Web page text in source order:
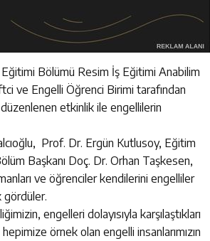
Eğitimi Bölümü Resim İş Eğitimi Anabilim
ve Engelli Öğrenci Birimi tarafından
düzenlenen etkinlik ile engellilerin
Prof. Dr. Ergün Kutlusoy, Eğitim
Başkanı Doç. Dr. Orhan Taşkesen,
ve öğrenciler kendilerini engelliler
gördüler.
engelleri dolayısıyla karşılaştıkları
örnek olan engelli insanlarımızın